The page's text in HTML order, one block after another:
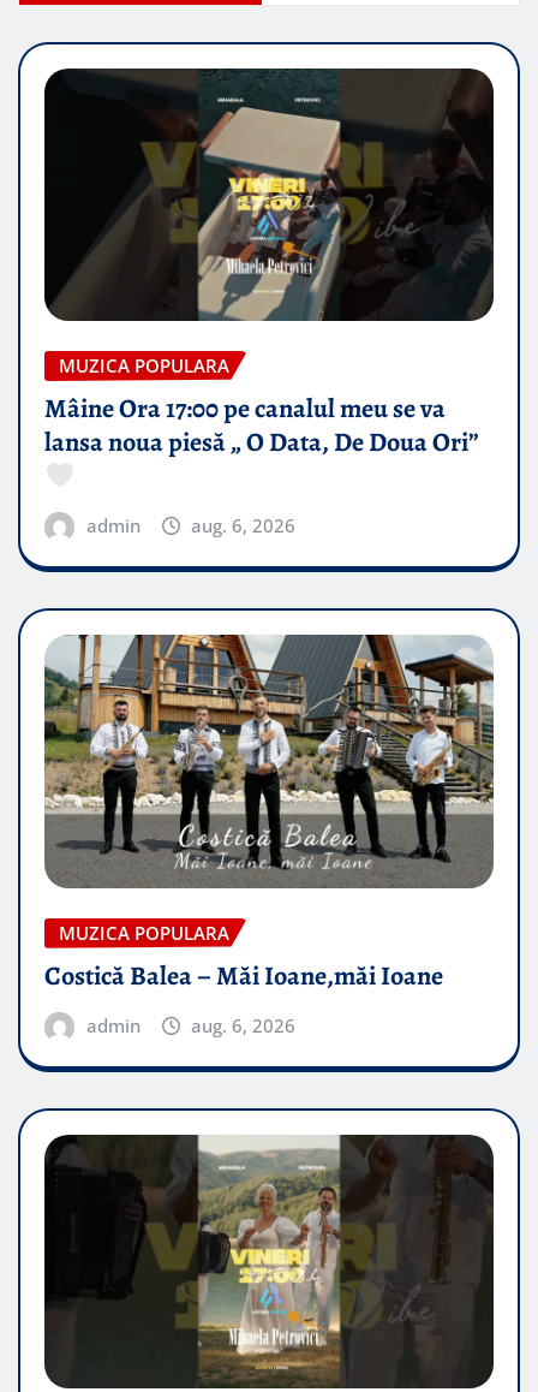
MUZICA POPULARA
Mâine Ora 17:00 pe canalul meu se va
lansa noua piesă „ O Data, De Doua Ori”
admin aug. 6, 2026
MUZICA POPULARA
Costică Balea – Măi Ioane,măi Ioane
admin aug. 6, 2026